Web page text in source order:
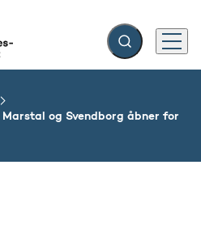
Fold søgefelt ud
Menu
og Svendborg åbner for